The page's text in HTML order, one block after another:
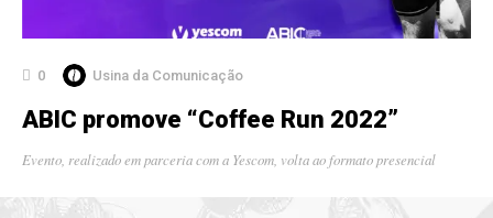
0 Usina da Comunicação
ABIC promove “Coffee Run 2022”
Evento, realizado em parceria com a Yescom, volta ao formato presencial